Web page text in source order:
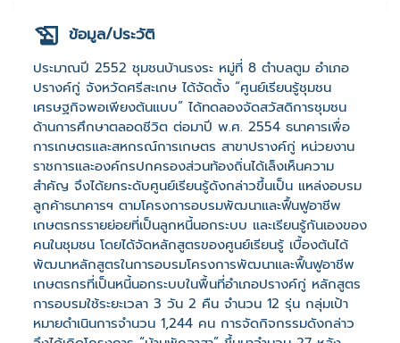
ข้อมูล/ประวัติ
ประมาณปี 2552 ชุมชนบ้านรงระ หมู่ที่ 8 ตำบลตูม อำเภอ
ปรางค์กู่ จังหวัดศรีสะเกษ ได้จัดตั้ง “ศูนย์เรียนรู้ชุมชน
เศรษฐกิจพอเพียงต้นแบบ” ได้ทดลองจัดสวัสดิการชุมชน
ด้านการศึกษาตลอดชีวิต ต่อมาปี พ.ศ. 2554 ธนาคารเพื่อ
การเกษตรและสหกรณ์การเกษตร สาขาปรางค์กู่ หน่วยงาน
ราชการและองค์กรปกครองส่วนท้องถิ่นได้เล็งเห็นความ
สำคัญ จึงได้ยกระดับศูนย์เรียนรู้ดังกล่าวขึ้นเป็น แหล่งอบรม
ลูกค้าธนาคารฯ ตามโครงการอบรมพัฒนาและฟื้นฟูอาชีพ
เกษตรกรรายย่อยที่เป็นลูกหนี้นอกระบบ และเรียนรู้กันเองของ
คนในชุมชน โดยได้จัดหลักสูตรของศูนย์เรียนรู้ เบื้องต้นได้
พัฒนาหลักสูตรในการอบรมโครงการพัฒนาและฟื้นฟูอาชีพ
เกษตรกรที่เป็นหนี้นอกระบบในพื้นที่อำเภอปรางค์กู่ หลักสูตร
การอบรมใช้ระยะเวลา 3 วัน 2 คืน จำนวน 12 รุ่น กลุ่มเป้า
หมายดำเนินการจำนวน 1,244 คน การจัดกิจกรรมดังกล่าว